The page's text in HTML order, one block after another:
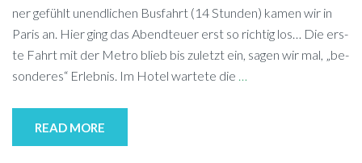
ner ge­fühlt un­end­li­chen Bus­fahrt (14 Stun­den) ka­men wir in
Pa­ris an. Hier ging das Abend­teu­er erst so rich­tig los… Die ers­
te Fahrt mit der Me­tro blieb bis zu­letzt ein, sa­gen wir mal, „be­
son­de­res“ Er­leb­nis. Im Ho­tel war­te­te die …
READ MORE